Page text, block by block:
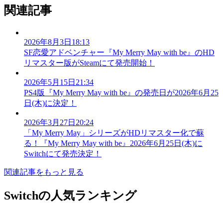
関連記事
2026年8月3日18:13
SF恋愛アドベンチャー『My Merry May with be』のHD
リマスター版がSteamにて発売開始！
2026年5月15日21:34
PS4版『My Merry May with be』の発売日が2026年6月25
日(木)に決定！
2026年3月27日20:24
「My Merry May」シリーズがHDリマスター化で蘇
る！『My Merry May with be』2026年6月25日(木)に
Switchにて発売決定！
関連記事をもっと見る
Switchの人気ランキング